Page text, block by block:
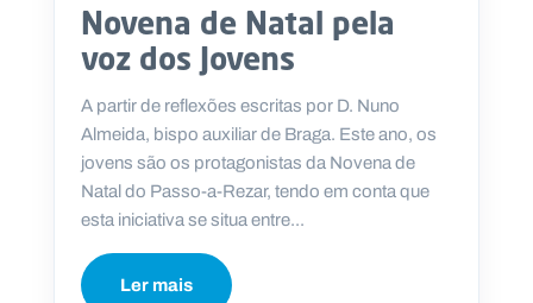
Novena de Natal pela
voz dos Jovens
A partir de reflexões escritas por D. Nuno
Almeida, bispo auxiliar de Braga. Este ano, os
jovens são os protagonistas da Novena de
Natal do Passo-a-Rezar, tendo em conta que
esta iniciativa se situa entre...
Ler mais